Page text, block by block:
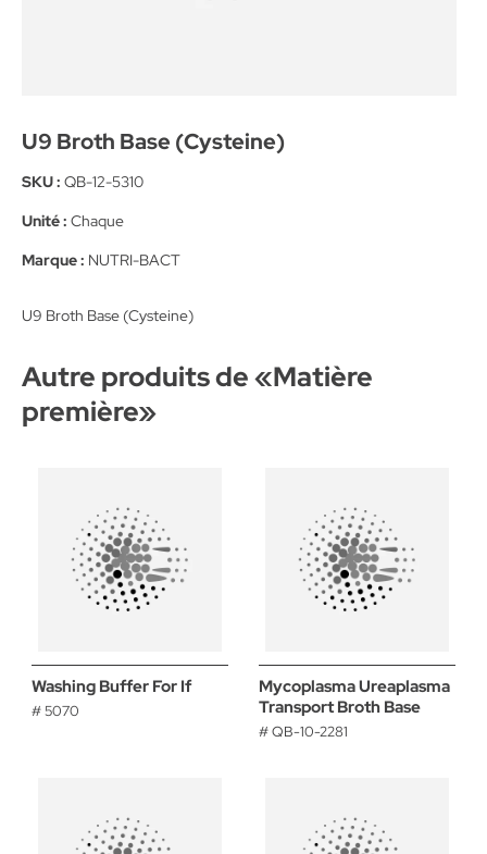
U9 Broth Base (Cysteine)
SKU : QB-12-5310
Unité : Chaque
Marque : NUTRI-BACT
U9 Broth Base (Cysteine)
Autre produits de «Matière
première»
Washing Buffer For If
# 5070
Mycoplasma Ureaplasma
Transport Broth Base
# QB-10-2281